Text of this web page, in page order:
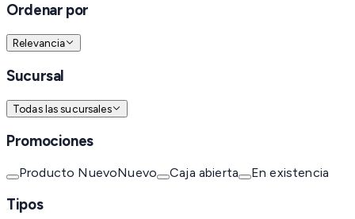
Ordenar por
Relevancia
Sucursal
Todas las sucursales
Promociones
Producto NuevoNuevo Caja abierta En existencia
Tipos